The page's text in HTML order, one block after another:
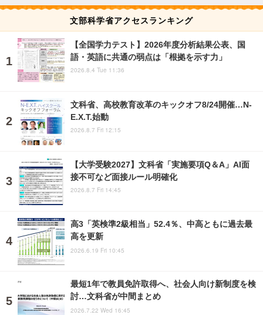
文部科学省アクセスランキング
【全国学力テスト】2026年度分析結果公表、国
語・英語に共通の弱点は「根拠を示す力」
2026.8.4 Tue 11:36
文科省、高校教育改革のキックオフ8/24開催…N-
E.X.T.始動
2026.8.7 Fri 12:15
【大学受験2027】文科省「実施要項Q＆A」AI面
接不可など面接ルール明確化
2026.8.7 Fri 14:45
高3「英検準2級相当」52.4％、中高ともに過去最
高を更新
2026.6.19 Fri 10:45
最短1年で教員免許取得へ、社会人向け新制度を検
討…文科省が中間まとめ
2026.7.22 Wed 16:45